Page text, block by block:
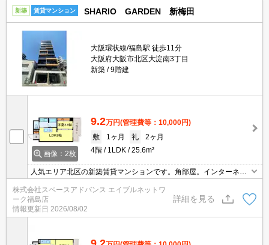
新築 賃貸マンション SHARIO GARDEN 新梅田
大阪環状線/福島駅 徒歩11分
大阪府大阪市北区大淀南3丁目
新築
9階建
画像：2枚
9.2万円(管理費等：10,000円)
敷
1ヶ月 礼
2ヶ月
4階
1LDK 25.6m²
人気エリア北区の新築賃貸マンションです。角部屋。インターネッ
ト無料。宅配ボックスあり。防犯カメラあり。オートロックあり。
浴室乾燥機あり。エアコンあり。システムキッチンあり。
株式会社スペースアドバンス エイブルネットワ
ーク福島店
情報更新日 2026/08/02
詳細を見る